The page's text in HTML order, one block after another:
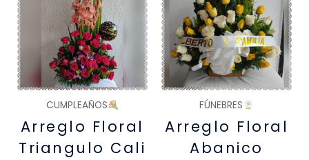
CUMPLEAÑOS
Arreglo Floral
Triangulo Cali
FÚNEBRES
Arreglo Floral
Abanico